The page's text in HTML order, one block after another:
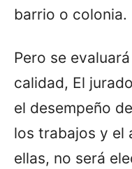
barrio o colonia.
Pero se
calidad, El
el desempeño
los trabajos y el
ellas, no será